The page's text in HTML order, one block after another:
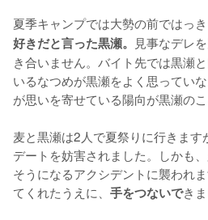
夏季キャンプでは大勢の前ではっ
好きだと言った黒瀬。 見事なデレ
き合いません。バイト先では黒瀬
いるなつめが黒瀬をよく思ってい
が思いを寄せている陽向が黒瀬のこ
麦と黒瀬は2人で夏祭りに行きます
デートを妨害されました。しかも
そうになるアクシデントに襲われ
てくれたうえに、 手をつないできま